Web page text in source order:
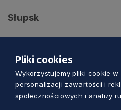
Słupsk
Specjalistycznym im. J.
gabinet 108)
godziny otarcia:
Pliki cookies
Wykorzystujemy pliki cookie
personalizacji zawartości i
społecznościowych i analizy